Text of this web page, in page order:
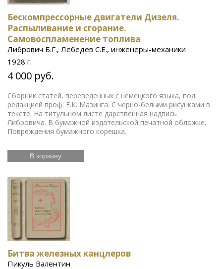
Бескомпрессорные двигатели Дизеля.
Распыливание и сгорание.
Самовоспламенение топлива
Либрович Б.Г., Лебедев С.Е., инженеры-механики
1928 г.
4 000 руб.
Сборник статей, переведенных с немецкого языка, под
редакцией проф. Е.К. Мазинга. С черно-белыми рисунками в
тексте. На титульном листе дарственная надпись
Либровича. В бумажной издательской печатной обложке.
Повреждения бумажного корешка.
В корзину
Битва железных канцлеров
Пикуль Валентин